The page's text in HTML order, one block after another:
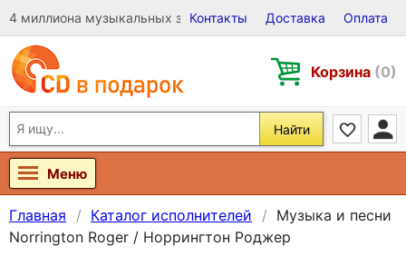
4 миллиона музыкальных записей на Виниле, CD и DVD
Контакты Доставка Оплата
Корзина (0)
Найти
Меню
Главная Каталог исполнителей
Музыка и песни
Norrington Roger / Норрингтон Роджер